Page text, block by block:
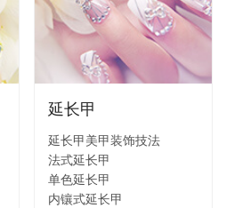
延长甲
延长甲美甲装饰技法
法式延长甲
单色延长甲
内镶式延长甲